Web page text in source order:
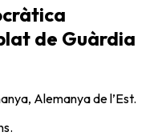
de Guàrdia
Alemanya de l’Est.